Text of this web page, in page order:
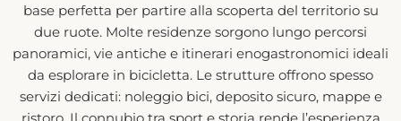
base perfetta per partire alla scoperta del territorio su
due ruote. Molte residenze sorgono lungo percorsi
panoramici, vie antiche e itinerari enogastronomici ideali
da esplorare in bicicletta. Le strutture offrono spesso
servizi dedicati: noleggio bici, deposito sicuro, mappe e